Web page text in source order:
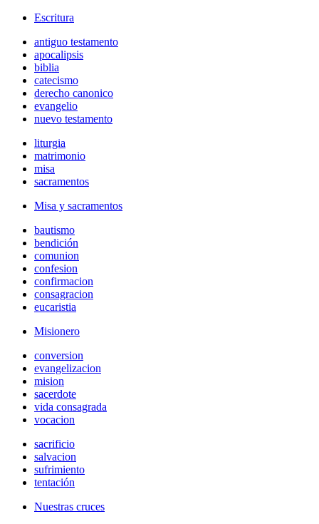
Escritura
antiguo testamento
apocalipsis
biblia
catecismo
derecho canonico
evangelio
nuevo testamento
liturgia
matrimonio
misa
sacramentos
Misa y sacramentos
bautismo
bendición
comunion
confesion
confirmacion
consagracion
eucaristia
Misionero
conversion
evangelizacion
mision
sacerdote
vida consagrada
vocacion
sacrificio
salvacion
sufrimiento
tentación
Nuestras cruces